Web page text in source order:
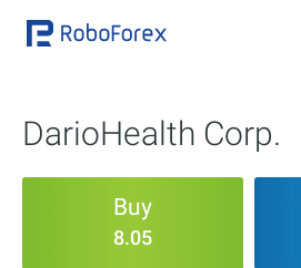
DarioHealth Corp.
Buy
8.05